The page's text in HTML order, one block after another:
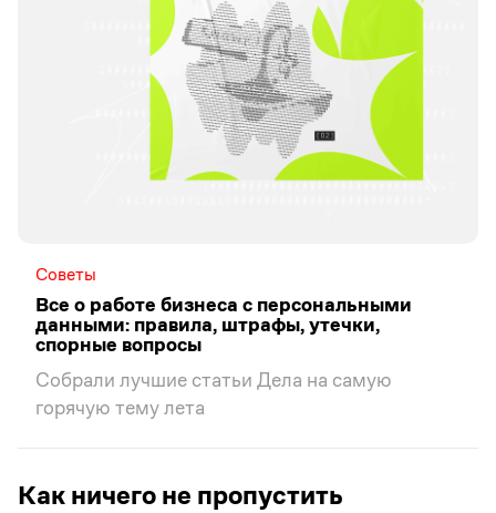
Советы
Все о работе бизнеса с персональными
данными: правила, штрафы, утечки,
спорные вопросы
Собрали лучшие статьи Дела на самую
горячую тему лета
Как ничего не пропустить